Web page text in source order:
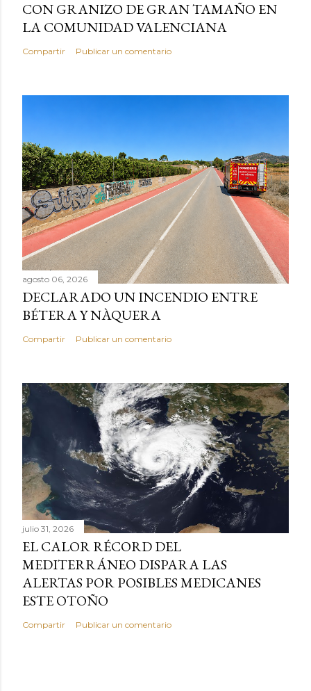
CON GRANIZO DE GRAN TAMAÑO EN
LA COMUNIDAD VALENCIANA
Compartir Publicar un comentario
agosto 06, 2026
DECLARADO UN INCENDIO ENTRE
BÉTERA Y NÀQUERA
Compartir Publicar un comentario
julio 31, 2026
EL CALOR RÉCORD DEL
MEDITERRÁNEO DISPARA LAS
ALERTAS POR POSIBLES MEDICANES
ESTE OTOÑO
Compartir Publicar un comentario